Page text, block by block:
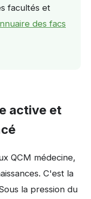
facultés et
des facs
active et
QCM médecine,
C'est la
la pression du